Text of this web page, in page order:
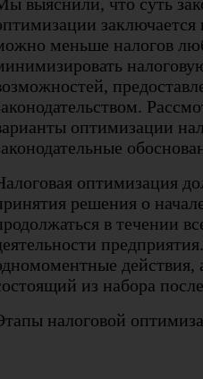
заключается
меньше налогов
оптимизации
оптимизация
решения о
в течении
действия,
из набора
налоговой